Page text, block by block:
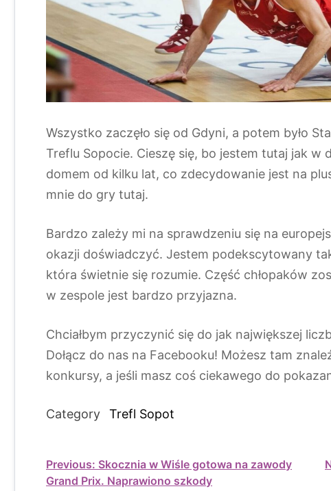
Wszystko zaczęło się od Gdyni, a potem było
Treflu Sopocie. Cieszę się, bo jestem tutaj jak w
domem od kilku lat, co zdecydowanie jest na
mnie do gry tutaj.
Bardzo zależy mi na sprawdzeniu się na
okazji doświadczyć. Jestem podekscytowany
która świetnie się rozumie. Część chłopaków
w zespole jest bardzo przyjazna.
Chciałbym przyczynić się do jak największej
Dołącz do nas na Facebooku! Możesz tam
konkursy, a jeśli masz coś ciekawego do
Category Trefl Sopot
Post
Previous: Skocznia w Wiśle gotowa na zawody
Grand Prix. Naprawiono szkody